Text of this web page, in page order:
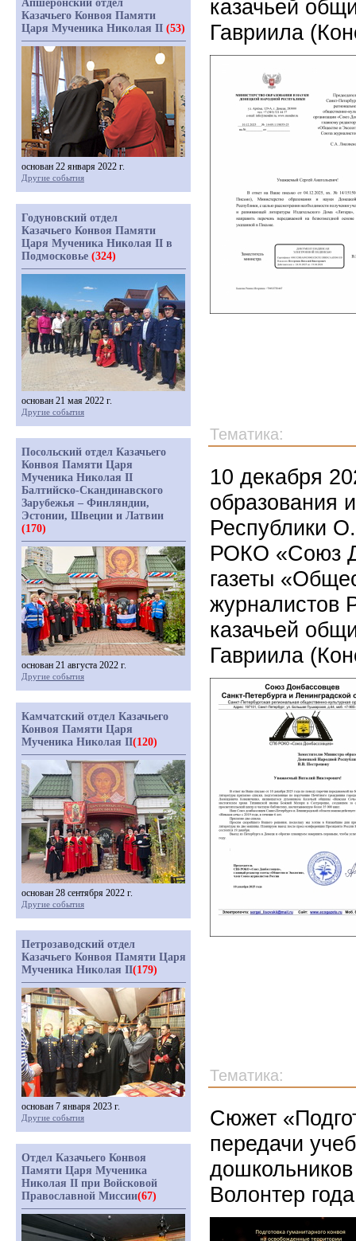
казачьей
Гавриила
Тематика:
10 декабря
образования
Республики
РОКО «Союз
газеты
журналистов
казачьей
Гавриила
Тематика:
Сюжет
передачи
Волонтер
Апшеронский отдел
Казачьего Конвоя Памяти
Царя Мученика Николая II (53)
основан 22 января 2022 г.
Другие события
Годуновский отдел
Казачьего Конвоя Памяти
Царя Мученика Николая II в
Подмосковье (324)
основан 21 мая 2022 г.
Другие события
Посольский отдел Казачьего
Конвоя Памяти Царя
Мученика Николая II
Балтийско-Скандинавского
Зарубежья – Финляндии,
Эстонии, Швеции и Латвии
(170)
основан 21 августа 2022 г.
Другие события
Камчатский отдел Казачьего
Конвоя Памяти Царя
Мученика Николая II(120)
основан 28 сентября 2022 г.
Другие события
Петрозаводский отдел
Казачьего Конвоя Памяти Царя
Мученика Николая II(179)
основан 7 января 2023 г.
Другие события
Отдел Казачьего Конвоя
Памяти Царя Мученика
Николая II при Войсковой
Православной Миссии(67)